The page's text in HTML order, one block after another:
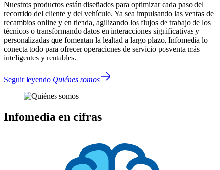
Nuestros productos están diseñados para optimizar cada paso del
recorrido del cliente y del vehículo. Ya sea impulsando las ventas de
recambios online y en tienda, agilizando los flujos de trabajo de los
técnicos o transformando datos en interacciones significativas y
personalizadas que fomentan la lealtad a largo plazo, Infomedia lo
conecta todo para ofrecer operaciones de servicio posventa más
inteligentes y rentables.
Seguir leyendo Quiénes somos
Infomedia en cifras